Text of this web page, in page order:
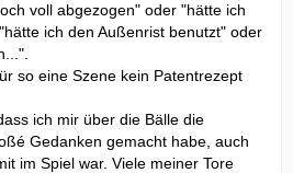
voll abgezogen" oder "hätte ich
ich den Außenrist benutzt" oder
so eine Szene kein Patentrezept
ich mir über die Bälle die
Gedanken gemacht habe, auch
im Spiel war. Viele meiner Tore